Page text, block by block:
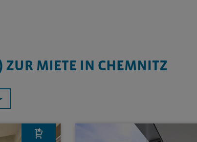
ZUR MIETE IN CHEMNITZ